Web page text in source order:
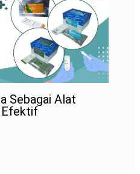
Sebagai Alat
Efektif